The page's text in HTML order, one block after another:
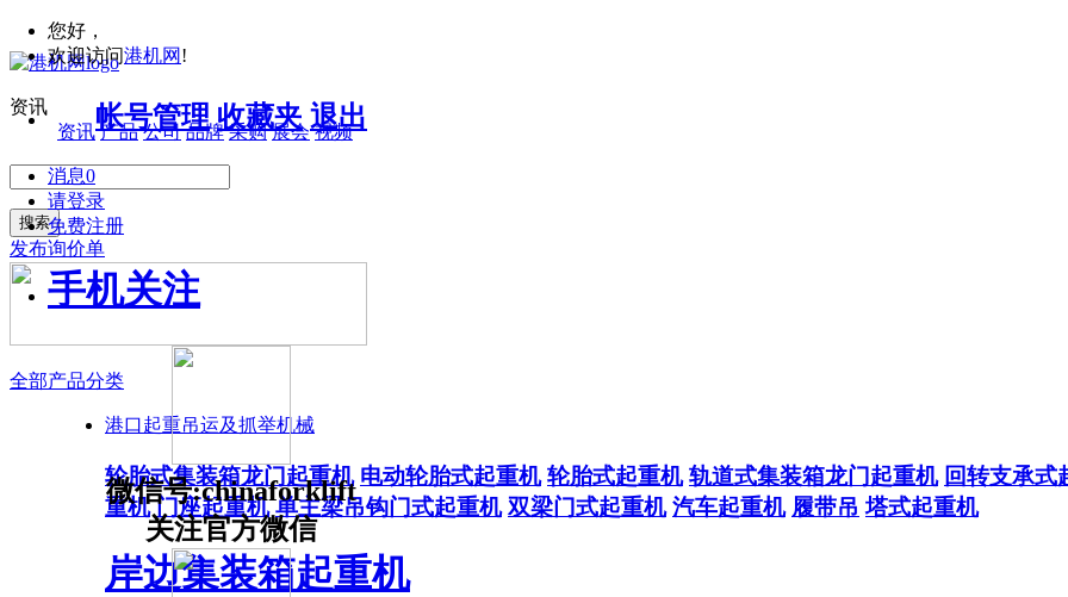
您好，
欢迎访问港机网 !
帐号管理 收藏夹 退出
消息0
请登录
免费注册
手机关注
微信号:chinaforklift
关注官方微信
资讯
资讯 产品 公司 品牌 采购 展会 视频
搜索
发布询价单
全部产品分类
港口起重吊运及抓举机械
轮胎式集装箱龙门起重机 电动轮胎式起重机 轮胎式起重机 轨道式集装箱龙门起重机 回转支承式
重机 门座起重机 单主梁吊钩门式起重机 双梁门式起重机 汽车起重机 履带吊 塔式起重机
岸边集装箱起重机